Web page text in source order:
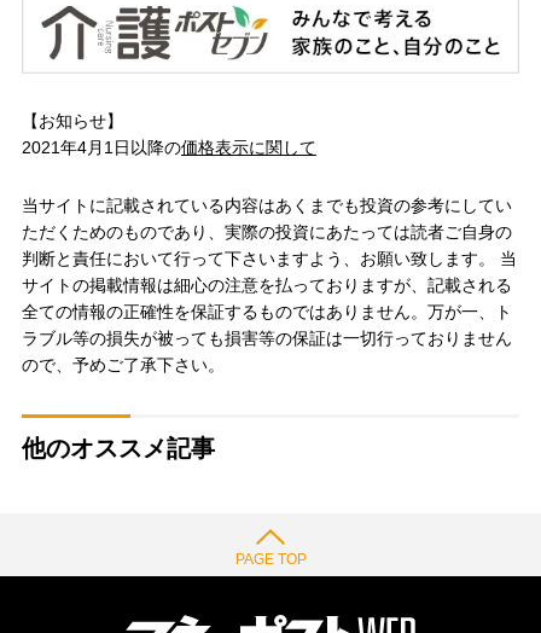
【お知らせ】
2021年4月1日以降の価格表示に関して
当サイトに記載されている内容はあくまでも投資の参考にしてい
ただくためのものであり、実際の投資にあたっては読者ご自身の
判断と責任において行って下さいますよう、お願い致します。 当
サイトの掲載情報は細心の注意を払っておりますが、記載される
全ての情報の正確性を保証するものではありません。万が一、ト
ラブル等の損失が被っても損害等の保証は一切行っておりません
ので、予めご了承下さい。
他のオススメ記事
PAGE TOP